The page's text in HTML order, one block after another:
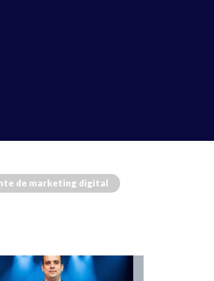
de marketing digital